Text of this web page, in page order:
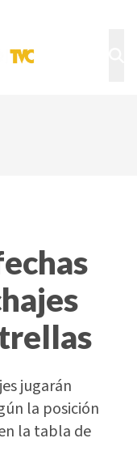
jugarán
la posición
la tabla de